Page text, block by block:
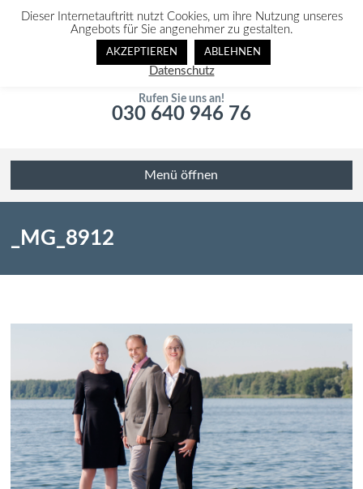
Rufen Sie uns an!
030 640 946 76
Menü öffnen
_MG_8912
Dieser Internetauftritt nutzt Cookies, um ihre Nutzung unseres
Angebots für Sie angenehmer zu gestalten.
AKZEPTIEREN ABLEHNEN
Datenschutz